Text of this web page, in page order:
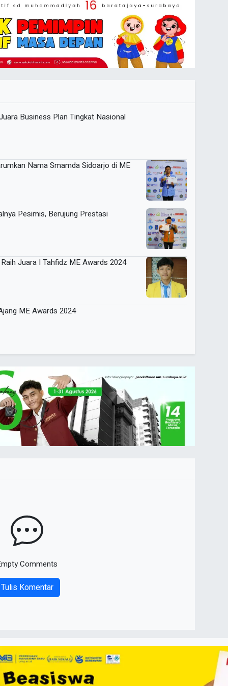
Business Plan Tingkat Nasional
Nama Smamda Sidoarjo di ME
Pesimis, Berujung Prestasi
Juara I Tahfidz ME Awards 2024
ME Awards 2024
Comments
Tulis Komentar